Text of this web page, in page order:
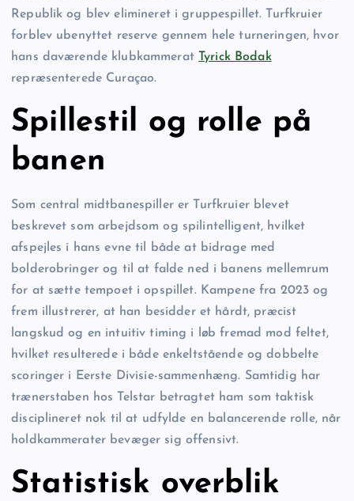
Republik og blev elimineret i gruppespillet. Turfkruier
forblev ubenyttet reserve gennem hele turneringen, hvor
hans daværende klubkammerat
Tyrick Bodak
repræsenterede Curaçao.
Spillestil og rolle på
banen
Som central midtbanespiller er Turfkruier blevet
beskrevet som arbejdsom og spilintelligent, hvilket
afspejles i hans evne til både at bidrage med
bolderobringer og til at falde ned i banens mellemrum
for at sætte tempoet i opspillet. Kampene fra 2023 og
frem illustrerer, at han besidder et hårdt, præcist
langskud og en intuitiv timing i løb fremad mod feltet,
hvilket resulterede i både enkeltstående og dobbelte
scoringer i Eerste Divisie-sammenhæng. Samtidig har
trænerstaben hos Telstar betragtet ham som taktisk
disciplineret nok til at udfylde en balancerende rolle, når
holdkammerater bevæger sig offensivt.
Statistisk overblik